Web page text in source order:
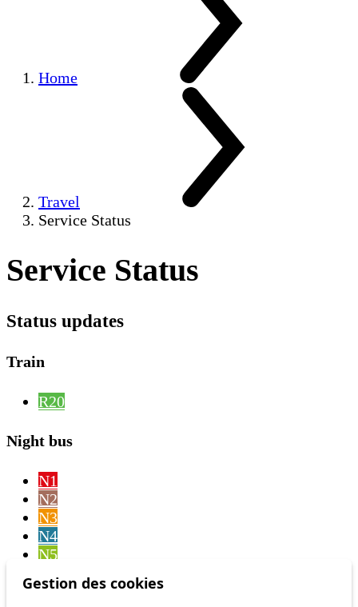
Home
Travel
Service Status
Service Status
Status updates
Train
R20
Night bus
N1
N2
N3
N4
N5
Gestion des cookies